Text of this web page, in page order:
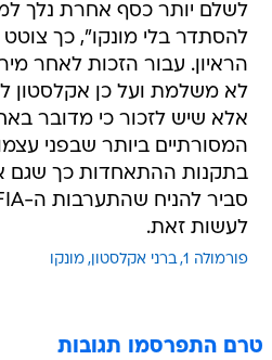
לשלם יותר כסף אחרת נלך
להסתדר בלי מונקו", כך
הראיון. עבור הזכות לאחר
לא משלמת ועל כן אקלסטון
אלא שיש לזכור כי מדובר
המסורתיים ביותר שבפני
בתקנות ההתאחדות כך שגם
לעשות זאת.
פורמולה 1 ברני אקלסטון מונקו
טרם התפרסמו תגובות